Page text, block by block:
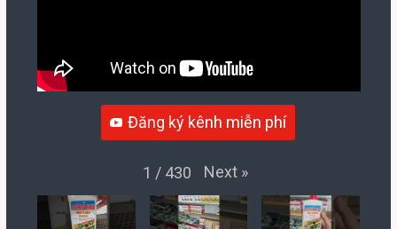
Đăng ký kênh miễn phí
1 / 430 Next »